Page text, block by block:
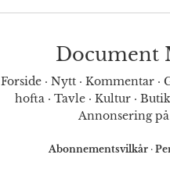
Document
Forside · Nytt · Kommentar ·
hofta· Tavle· Kultur·
Annonsering
Abonnementsvilkår ·